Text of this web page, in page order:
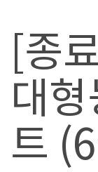
[종
대
트